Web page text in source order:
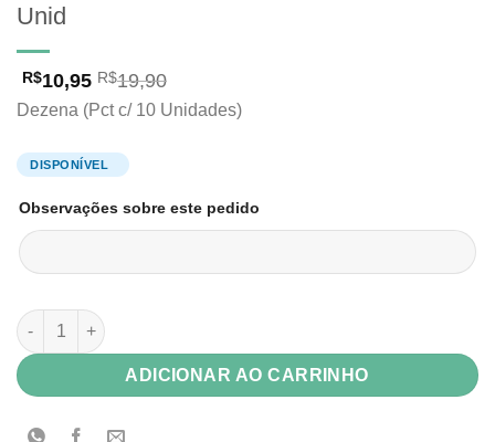
Unid
R$10,95 R$19,90
Dezena (Pct c/ 10 Unidades)
Observações sobre este pedido
Envelope Vip Color Plus 120g Amsterdam (roxo halloween)
ADICIONAR AO CARRINHO